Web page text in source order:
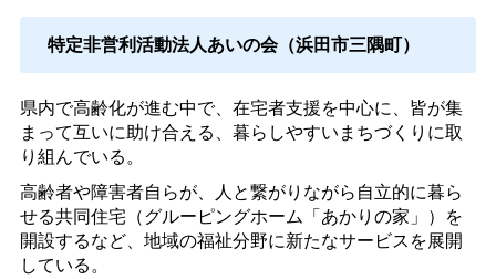
特定非営利活動法人あいの会（浜田市三隅町）
県内で高齢化が進む中で、在宅者支援を中心に、皆が集
まって互いに助け合える、暮らしやすいまちづくりに取
り組んでいる。
高齢者や障害者自らが、人と繋がりながら自立的に暮ら
せる共同住宅（グルーピングホーム「あかりの家」）を
開設するなど、地域の福祉分野に新たなサービスを展開
している。